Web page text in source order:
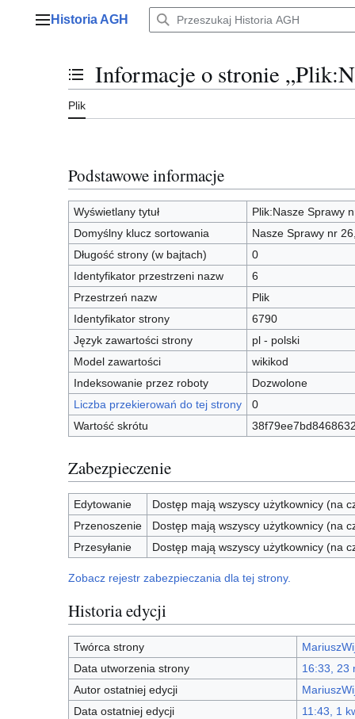
Menu główne
Historia AGH
Przełącz stan spisu treści
Informacje o stronie
Plik
Podstawowe informacje
Wyświetlany tytuł
Plik:Nasze Sprawy
Domyślny klucz sortowania
Nasze Sprawy nr
Długość strony (w bajtach)
0
Identyfikator przestrzeni nazw
6
Przestrzeń nazw
Plik
Identyfikator strony
6790
Język zawartości strony
pl - polski
Model zawartości
wikikod
Indeksowanie przez roboty
Dozwolone
Liczba przekierowań do tej strony
0
Wartość skrótu
Zabezpieczenie
Edytowanie
Dostęp mają wszyscy użytkownicy (na
Przenoszenie
Dostęp mają wszyscy użytkownicy (na
Przesyłanie
Dostęp mają wszyscy użytkownicy (na
Zobacz rejestr zabezpieczania dla tej strony.
Historia edycji
Twórca strony
Data utworzenia strony
16:33, 23
Autor ostatniej edycji
Data ostatniej edycji
11:43, 1